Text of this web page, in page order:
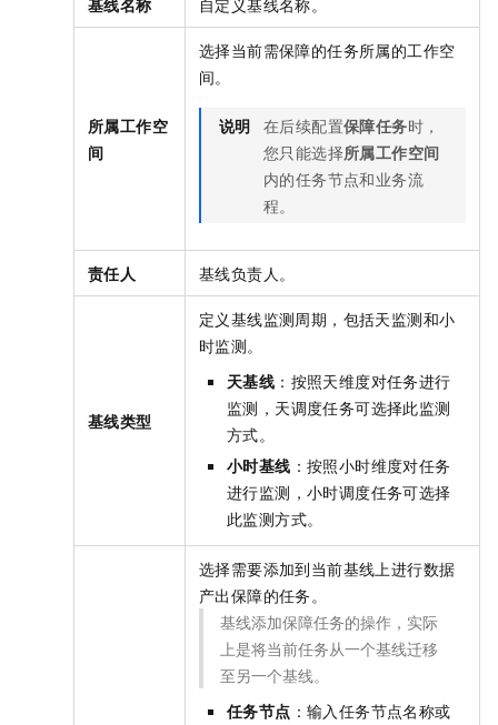
基线名称 自定义基线名称。
所属工作空
间
选择当前需保障的任务所属的工作空
间。
说明 在后续配置保障任务时，
您只能选择所属工作空间
内的任务节点和业务流
程。
责任人 基线负责人。
基线类型
定义基线监测周期，包括天监测和小
时监测。
天基线 ：按照天维度对任务进行
监测，天调度任务可选择此监测
方式。
小时基线 ：按照小时维度对任务
进行监测，小时调度任务可选择
此监测方式。
选择需要添加到当前基线上进行数据
产出保障的任务。
基线添加保障任务的操作，实际
上是将当前任务从一个基线迁移
至另一个基线。
任务节点 ：输入任务节点名称或